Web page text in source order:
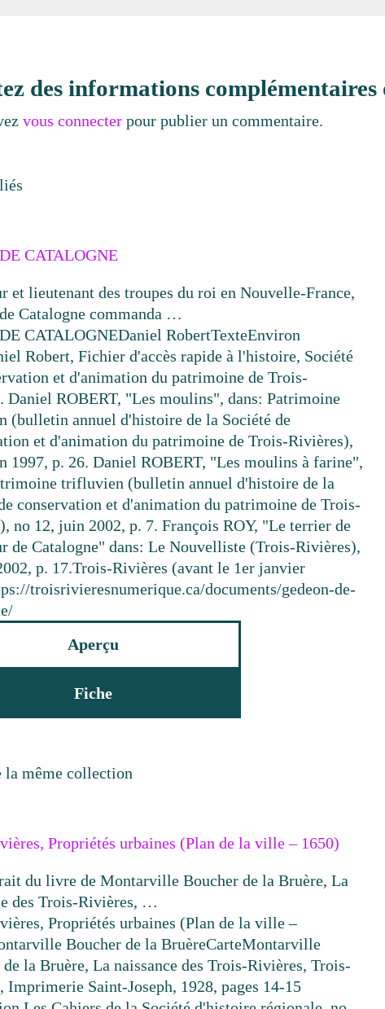
des informations complémentaires
vous connecter pour publier un commentaire.
CATALOGNE
et lieutenant des troupes du roi en Nouvelle-France,
Catalogne commanda …
CATALOGNEDaniel RobertTexteEnviron
Robert, Fichier d'accès rapide à l'histoire, Société
et d'animation du patrimoine de Trois-
Daniel ROBERT, "Les moulins", dans: Patrimoine
(bulletin annuel d'histoire de la Société de
et d'animation du patrimoine de Trois-Rivières),
1997, p. 26. Daniel ROBERT, "Les moulins à farine",
trifluvien (bulletin annuel d'histoire de la
conservation et d'animation du patrimoine de Trois-
no 12, juin 2002, p. 7. François ROY, "Le terrier de
de Catalogne" dans: Le Nouvelliste (Trois-Rivières),
p. 17.Trois-Rivières (avant le 1er janvier
troisrivieresnumerique.ca/documents/gedeon-de-
Aperçu
Fiche
la même collection
Propriétés urbaines (Plan de la ville – 1650)
du livre de Montarville Boucher de la Bruère, La
des Trois-Rivières, …
Propriétés urbaines (Plan de la ville –
Boucher de la BruèreCarteMontarville
de la Bruère, La naissance des Trois-Rivières, Trois-
Imprimerie Saint-Joseph, 1928, pages 14-15